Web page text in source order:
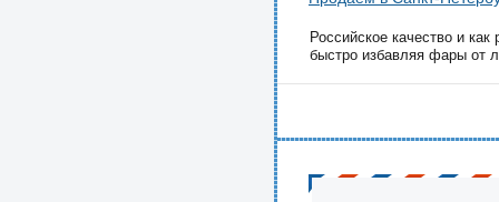
Российское качество и
быстро избавляя фары от